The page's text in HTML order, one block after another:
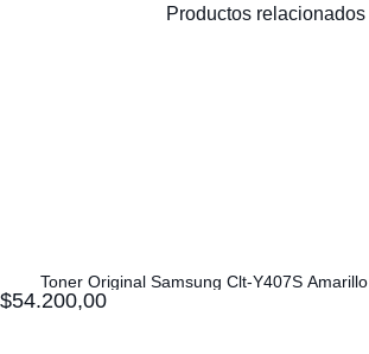
Productos relacionados
Toner Original Samsung Clt-Y407S Amarillo
$54.200,00